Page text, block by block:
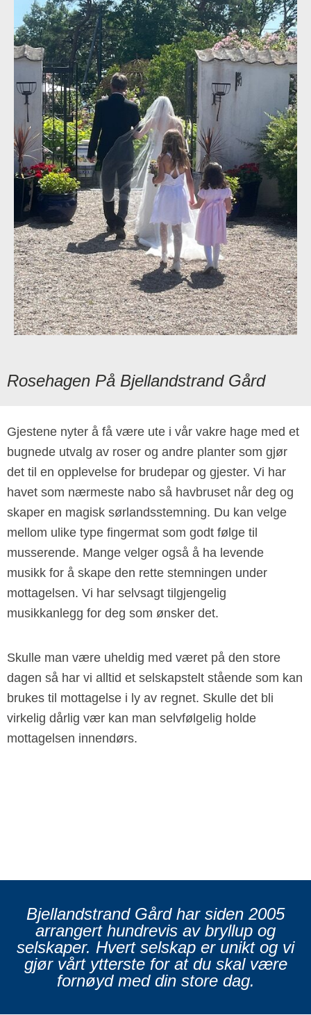
Rosehagen På Bjellandstrand Gård
Gjestene nyter å få være ute i vår vakre hage med et
bugnede utvalg av roser og andre planter som gjør
det til en opplevelse for brudepar og gjester. Vi har
havet som nærmeste nabo så havbruset når deg og
skaper en magisk sørlandsstemning. Du kan velge
mellom ulike type fingermat som godt følge til
musserende. Mange velger også å ha levende
musikk for å skape den rette stemningen under
mottagelsen. Vi har selvsagt tilgjengelig
musikkanlegg for deg som ønsker det.
Skulle man være uheldig med været på den store
dagen så har vi alltid et selskapstelt stående som kan
brukes til mottagelse i ly av regnet. Skulle det bli
virkelig dårlig vær kan man selvfølgelig holde
mottagelsen innendørs.
Bjellandstrand Gård har siden 2005
arrangert hundrevis av bryllup og
selskaper. Hvert selskap er unikt og vi
gjør vårt ytterste for at du skal være
fornøyd med din store dag.